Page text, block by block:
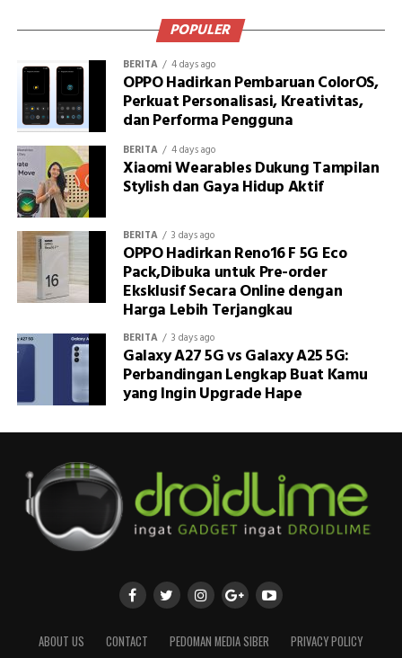
POPULER
BERITA 4 days ago
OPPO Hadirkan Pembaruan ColorOS,
Perkuat Personalisasi, Kreativitas,
dan Performa Pengguna
BERITA 4 days ago
Xiaomi Wearables Dukung Tampilan
Stylish dan Gaya Hidup Aktif
BERITA 3 days ago
OPPO Hadirkan Reno16 F 5G Eco
Pack,Dibuka untuk Pre-order
Eksklusif Secara Online dengan
Harga Lebih Terjangkau
BERITA 3 days ago
Galaxy A27 5G vs Galaxy A25 5G:
Perbandingan Lengkap Buat Kamu
yang Ingin Upgrade Hape
ABOUT US CONTACT PEDOMAN MEDIA SIBER PRIVACY POLICY